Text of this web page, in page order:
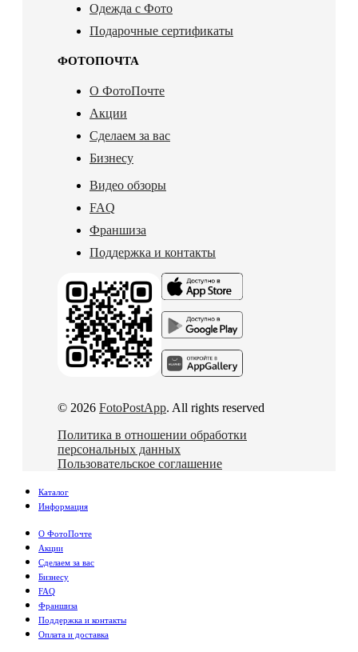
Одежда с Фото
Подарочные сертификаты
ФОТОПОЧТА
О ФотоПочте
Акции
Сделаем за вас
Бизнесу
Видео обзоры
FAQ
Франшиза
Поддержка и контакты
© 2026 FotoPostApp. All rights reserved
Политика в отношении обработки
персональных данных
Пользовательское соглашение
Каталог
Информация
О ФотоПочте
Акции
Сделаем за вас
Бизнесу
FAQ
Франшиза
Поддержка и контакты
Оплата и доставка